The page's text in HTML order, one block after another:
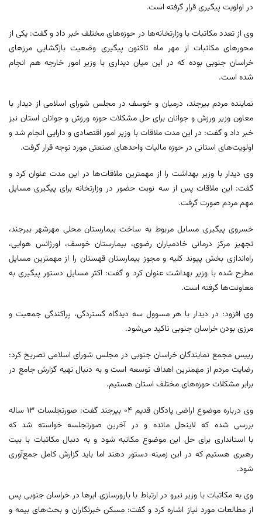
در اولویت پیگیری قرار گرفته است.
وی از تعدد مکاتبات با وزارتخانه‌ها در حوزه‌های مختلف خبر داد و گفت: یکی از
محورهای مکاتبات از مهر ماه تاکنون پیگیری وضعیت بازگشایی مرزهای
خراسان جنوبی بوده که در این میان دیداری با وزیر امور خارجه هم انجام
شده است.
نماینده مردم بیرجند، درمیان و خوسف در مجلس شورای اسلامی از دیدار با
معاون وزیر ورزش و جوانان برای حل مشکلات حوزه ورزش و جوانان استان نیز
خبر داد و گفت: در این مدت ملاقات با وزیر امور اقتصادی و دارایی انجام شد و
اولویت‌های استانی در حوزه مالیات واحدهای صنعتی مورد توجه قرار گرفت.
وی دیدار با وزیر بهداشت را از مهمترین ملاقات‌ها در این مدت عنوان کرد و
گفت: این ملاقات پس از سه نوبت حضور در وزارتخانه برای پیگیری مسایل
مهم مردم صورت گرفت.
خسروی پیگیری مسایل مربوط به ساخت بیمارستان محلی مهرشهر بیرجند،
تجهیز مرکز درمانی خادمیاران رضوی، بیمارستان خوسف، اورژانس هوایی،
راه‌اندازی بخش پیوند کلیه و مجوز بیمارستان قهستان را از مهمترین مسایل
مطرح شده با وزیر بهداشت عنوان کرد و گفت: اکثر مسایل دستور پیگیری به
معاونت‌ها گرفته است.
وی افزود: در دیدار با هر مسوول سه دیدگاه گستردگی، پراکندگی جمعیت و
مرزی بودن خراسان جنوبی تاکید می‌شود.
رییس مجمع نمایندگان خراسان جنوبی در مجلس شورای اسلامی تصریح کرد:
رضایت مردم از مهمترین اهداف توسعه است و به دنبال تهیه گزارش جامع در
برابر مشکلات حوزه‌های مختلف استان هستیم.
وی درباره موضوع اراضی پادگان قدیم ۰۴ بیرجند گفت: صورتجلسات ۱۳ ساله
بررسی شده که لاینحل مانده و در آخرین صورتجلسه خواسته شد که
با استانداری برای حل این موضوع مکاتبه شود و به دنبال مکاتبات با بیت
رهبری هستیم که در این زمینه دستور دهند اما باید گزارش کامل جمع‌آوری
شود.
وی به مکاتبات با وزیر نیرو در ارتباط با بارورسازی ابرها در خراسان جنوبی پس
از مطالعات مورد نیاز اشاره کرد و گفت: مسکن خبرنگاران و بحث‌های بیمه و